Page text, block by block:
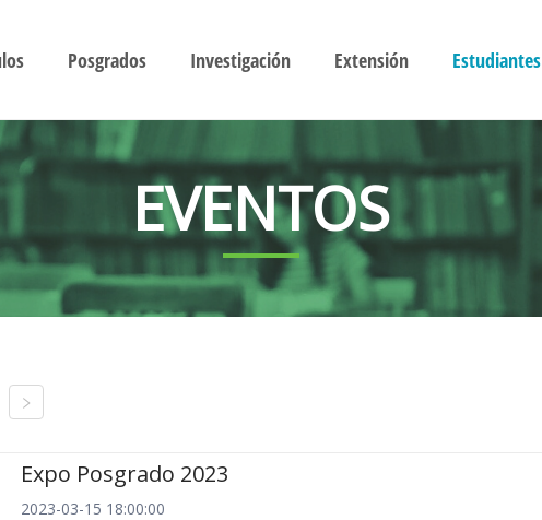
Posgrados Investigación Extensión Estudiantes
EVENTOS
Expo Posgrado 2023
2023-03-15 18:00:00